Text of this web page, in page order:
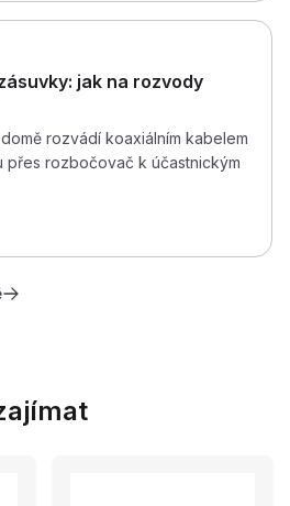
jak na rozvody
rozvádí koaxiálním kabelem
rozbočovač k účastnickým